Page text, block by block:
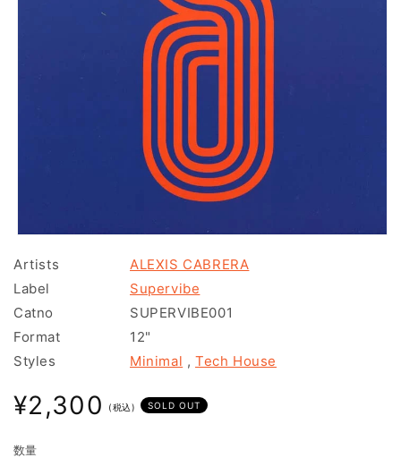
ー
ル
で
メ
デ
ィ
ア
を
開
Artists
ALEXIS CABRERA
Label
Supervibe
Catno
SUPERVIBE001
Format
12"
Styles
Minimal ,Tech House
通
常
価
¥2,300 (税込) SOLD OUT
数量